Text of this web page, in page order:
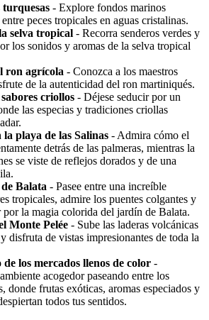
turquesas - Explore fondos marinos
peces tropicales en aguas cristalinas.
selva tropical - Recorra senderos verdes y
los sonidos y aromas de la selva tropical
ron agrícola - Conozca a los maestros
de la autenticidad del ron martiniqués.
criollos - Déjese seducir por un
las especias y tradiciones criollas
la playa de las Salinas - Admira cómo el
detrás de las palmeras, mientras la
se viste de reflejos dorados y de una
Balata - Pasee entre una increíble
tropicales, admire los puentes colgantes y
por la magia colorida del jardín de Balata.
Monte Pelée - Sube las laderas volcánicas
disfruta de vistas impresionantes de toda la
los mercados llenos de color -
acogedor paseando entre los
donde frutas exóticas, aromas especiados y
todos tus sentidos.